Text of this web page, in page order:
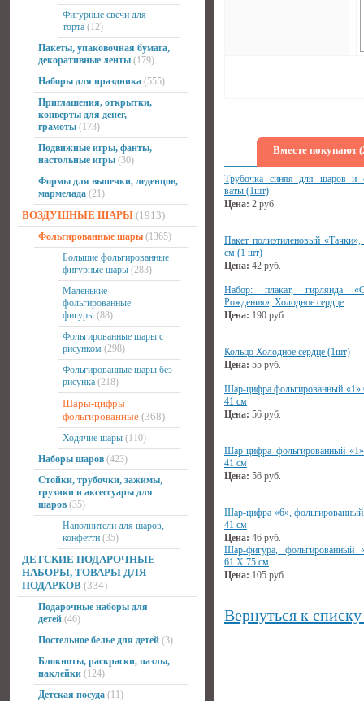
Фигурные свечи для
торта (12)
Пакеты, упаковочная бумага,
декоративные ленты (179)
Наборы для праздника (555)
Приглашения, открытки,
конверты для денег,
грамоты (173)
Подвижные игры, фанты,
настольные игры (30)
Формы для выпечки, леденцов,
мармелада (21)
ВОЗДУШНЫЕ ШАРЫ (1913)
Фольгированные шары (1365)
Большие фольгированные
фигурные шары (283)
Маленькие
фольгированные
фигуры (88)
Фольгированные шары с
рисунком (298)
Фольгированные шары без
рисунка (218)
Шары-цифры
фольгированные (368)
Ходячие шары (110)
Наборы шаров (423)
Стойки, трубочки, зажимы,
грузики и аксессуары для
шаров (35)
Наполнители для шаров,
конфетти (35)
ДЕТСКИЕ ПОДАРОЧНЫЕ
НАБОРЫ, ТОВАРЫ ДЛЯ
ПОДАРКОВ (334)
Подарочные наборы для
детей (46)
Постельное белье для детей (3)
Блокноты, раскраски, пазлы,
наклейки (124)
Детская посуда (11)
Вместе покупают
Трубочка синяя для шаров и
ваты (1шт)
Цена: 2 руб.
Пакет полиэтиленовый
см (1 шт)
Цена: 42 руб.
Набор: плакат, гирлянда
Рождения», Холодное сердце
Цена: 190 руб.
Кольцо Холодное сердце (1шт)
Цена: 55 руб.
Шар-цифра фольгированный «1»
41 см
Цена: 56 руб.
Шар-цифра фольгированный
41 см
Цена: 56 руб.
Шар-цифра «6»,
41 см
Цена: 46 руб.
Шар-фигура, фольгированный
61 Х 75 см
Цена: 105 руб.
Вернуться к списку